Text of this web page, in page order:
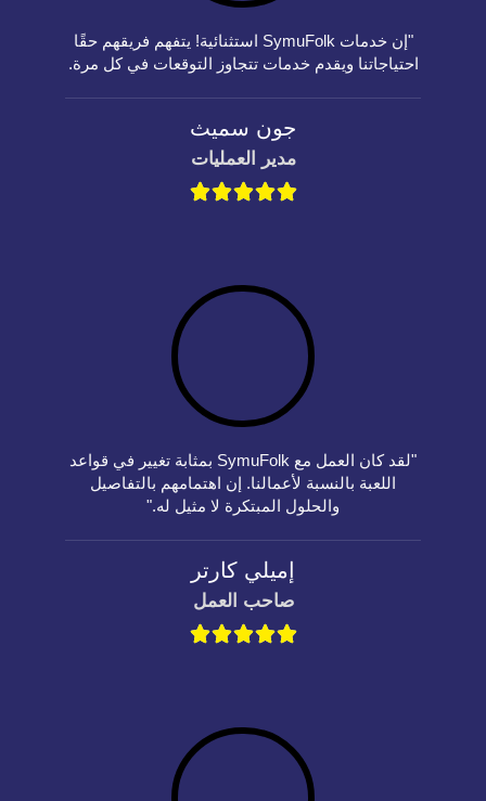
"إن خدمات SymuFolk استثنائية! يتفهم فريقهم حقًا
احتياجاتنا ويقدم خدمات تتجاوز التوقعات في كل مرة.
جون سميث
مدير العمليات
"لقد كان العمل مع SymuFolk بمثابة تغيير في قواعد
اللعبة بالنسبة لأعمالنا. إن اهتمامهم بالتفاصيل
والحلول المبتكرة لا مثيل له."
إميلي كارتر
صاحب العمل